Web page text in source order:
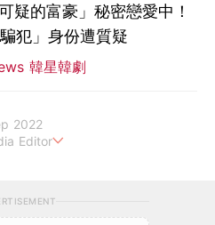
疑的富豪」秘密戀愛中！
犯」身份遭質疑
韓星韓劇
2022
Editor